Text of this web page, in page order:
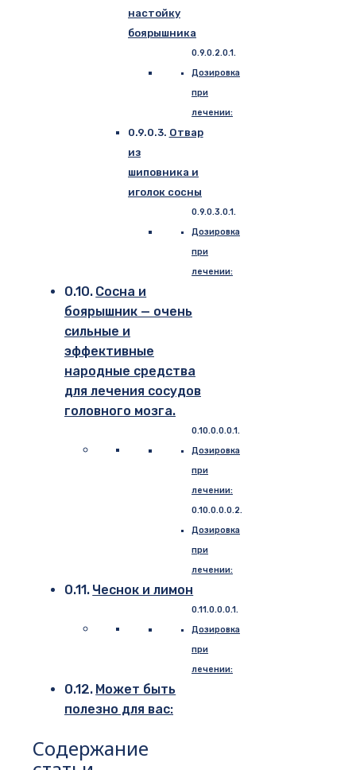
настойку
боярышника
Дозировка
при
лечении:
Отвар
из
шиповника и
иголок сосны
Дозировка
при
лечении:
Сосна и
боярышник — очень
сильные и
эффективные
народные средства
для лечения сосудов
головного мозга.
Дозировка
при
лечении:
Дозировка
при
лечении:
Чеснок и лимон
Дозировка
при
лечении:
Может быть
полезно для вас:
Содержание